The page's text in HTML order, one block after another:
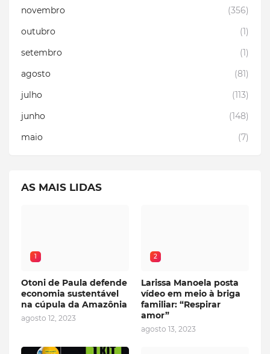
novembro
(356)
outubro
(1)
setembro
(1)
agosto
(81)
julho
(113)
junho
(148)
maio
(7)
AS MAIS LIDAS
1
Otoni de Paula defende
economia sustentável
na cúpula da Amazônia
agosto 12, 2023
2
Larissa Manoela posta
vídeo em meio à briga
familiar: “Respirar
amor”
agosto 13, 2023